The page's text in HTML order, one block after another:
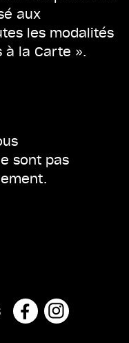
aux
les modalités
à la Carte ».
sont pas